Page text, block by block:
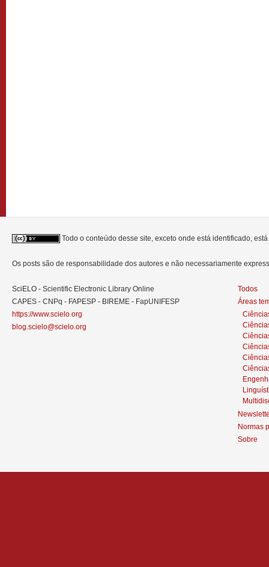
Todo o conteúdo desse site, exceto onde está identificado,
Os posts são de responsabilidade dos autores e não necessariamente
SciELO - Scientific Electronic Library Online
CAPES - CNPq - FAPESP - BIREME - FapUNIFESP
https://www.scielo.org
blog.scielo@scielo.org
Todos
Áreas
Normas
Sobre